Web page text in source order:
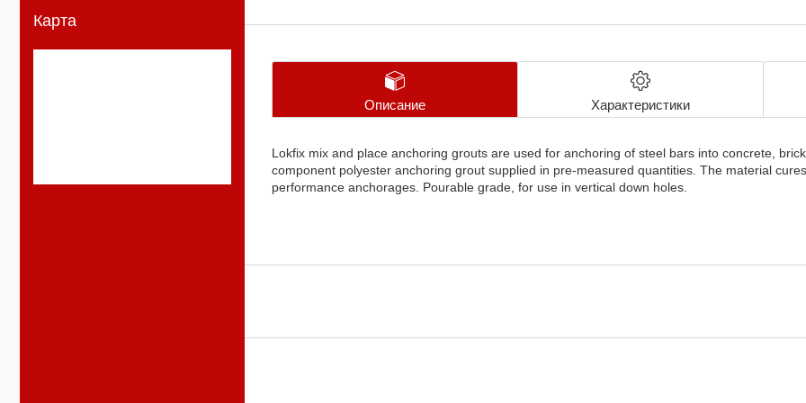
Описание Характеристики
Lokfix mix and place anchoring grouts are used for anchoring of steel bars into concrete,
component polyester anchoring grout supplied in pre-measured quantities. The material
performance anchorages. Pourable grade, for use in vertical down holes.
Карта